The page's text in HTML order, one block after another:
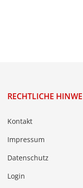
RECHTLICHE
Kontakt
Impressum
Datenschutz
Login